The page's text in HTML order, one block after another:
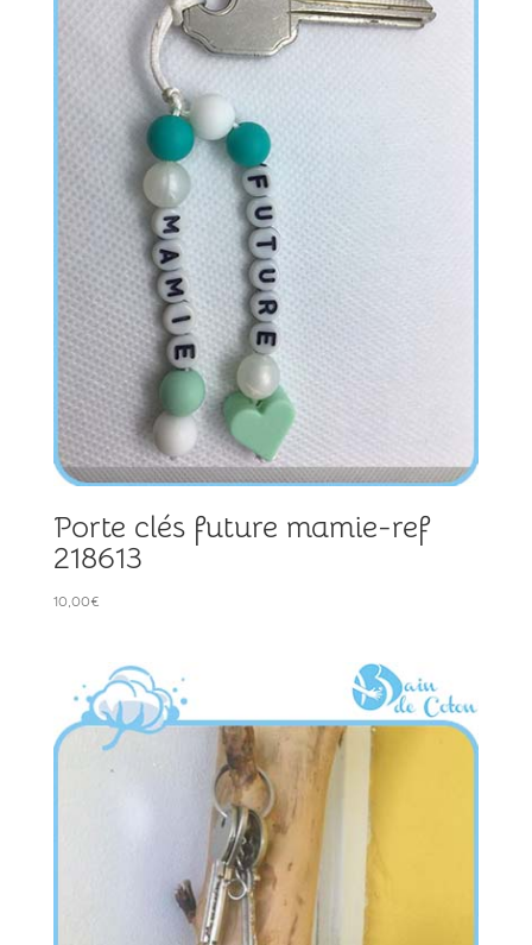
Porte clés future mamie-ref
218613
10,00€